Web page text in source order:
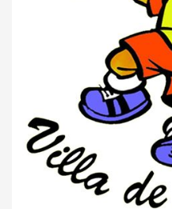
– BM. VILLA DE
MASCULINA)
– INMOBA